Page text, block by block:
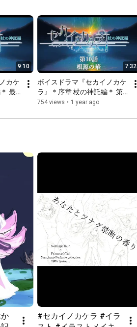
9:10
カケ
最
7:32
ボイスドラマ『セカイノカケ
ラ』＊序章 杖の神託編＊ 第
10話「根源の華」
754 views • 1 year ago
#セカイノカケラ #イラ